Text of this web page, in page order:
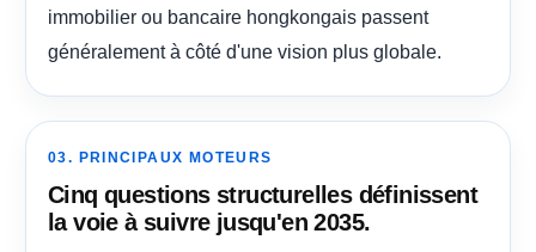
immobilier ou bancaire hongkongais passent
généralement à côté d'une vision plus globale.
03. PRINCIPAUX MOTEURS
Cinq questions structurelles définissent
la voie à suivre jusqu'en 2035.